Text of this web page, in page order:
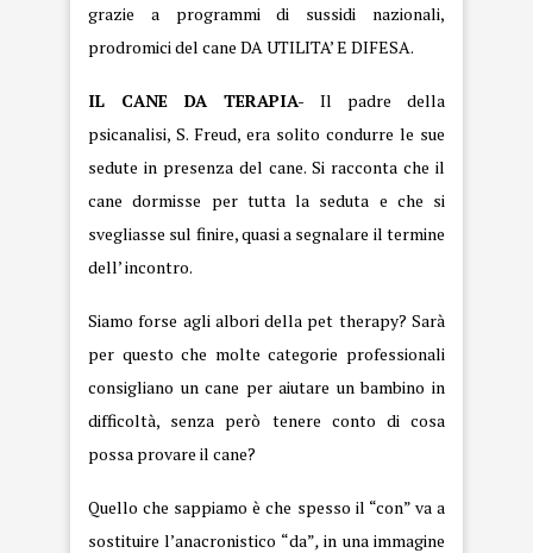
grazie a programmi di sussidi nazionali,
prodromici del cane DA UTILITA’ E DIFESA.
IL CANE DA TERAPIA- Il padre della
psicanalisi, S. Freud, era solito condurre le sue
sedute in presenza del cane. Si racconta che il
cane dormisse per tutta la seduta e che si
svegliasse sul finire, quasi a segnalare il termine
dell’ incontro.
Siamo forse agli albori della pet therapy? Sarà
per questo che molte categorie professionali
consigliano un cane per aiutare un bambino in
difficoltà, senza però tenere conto di cosa
possa provare il cane?
Quello che sappiamo è che spesso il “con” va a
sostituire l’anacronistico “da”,in una immagine